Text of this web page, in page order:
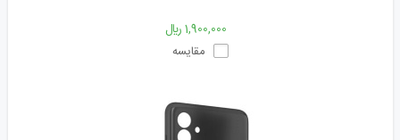
1,900,000 ﷼
مقایسه